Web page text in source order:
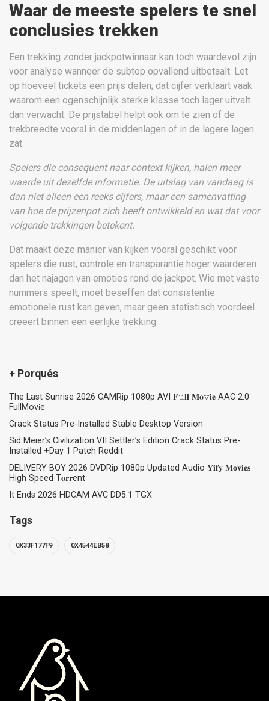
Waar de meeste spelers te snel
conclusies trekken
Een trekking zonder jackpotwinnaar kan toch waardevol zijn
voor analyse wanneer de subtop opvallend uitbetaalt. Let
op hoeveel tickets een prijs delen; dat cijfer verklaart vaak
waarom een ogenschijnlijk sterke klasse toch lager uitvalt
dan verwacht. De prijstabel helpt ook om te zien of de
trekbreedte vooral in de middenlagen of in de lagere lagen
zat.
Spelers die consequent naar context kijken, halen meer
waarde uit dezelfde informatie. De uitslag van vandaag is
dan niet alleen een reeks cijfers, maar een samenvatting
van hoe de prijzenpot zich heeft ontwikkeld en wat dat voor
volgende trekkingen betekent.
Dat maakt deze manier van kijken vooral geschikt voor
spelers die rust, controle en transparantie hoger waarderen
dan het najagen van emoties rond de jackpot. Wie met vaste
nummers speelt, moet beseffen dat consistentie
emotionele rust kan geven, maar geen statistisch voordeel
creëert binnen een eerlijke trekking.
+ Porqués
The Last Sunrise 2026 CAMRip 1080p AVI 𝐅𝚞𝐥𝐥 𝐌𝐨𝚟𝐢𝐞 AAC 2.0
FullMov𝗂e
Crack Status Pre-Installed Stable Desktop Version
Sid Meier’s Civilization VII Settler’s Edition Crack Status Pre-
Installed +Day 1 Patch Reddit
DELIVERY BOY 2026 DVDRip 1080p Updated Audio 𝐘𝐢𝐟𝐲 𝐌𝐨𝐯𝐢𝐞𝐬
High Speed T𝐨𝐫𝐫ent
It Ends 2026 HDCAM AVC DD5.1 TGX
Tags
0X33F177F9 0X4544EB58